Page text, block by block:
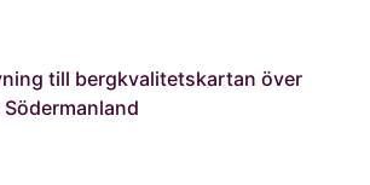
till bergkvalitetskartan över